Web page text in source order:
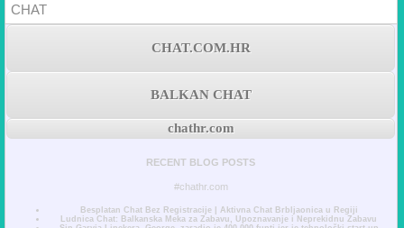
CHAT
CHAT.COM.HR
BALKAN CHAT
chathr.com
RECENT BLOG POSTS
#chathr.com
Besplatan Chat Bez Registracije | Aktivna Chat Brbljaonica u Regiji
Ludnica Chat: Balkanska Meka za Zabavu, Upoznavanje i Neprekidnu Zabavu